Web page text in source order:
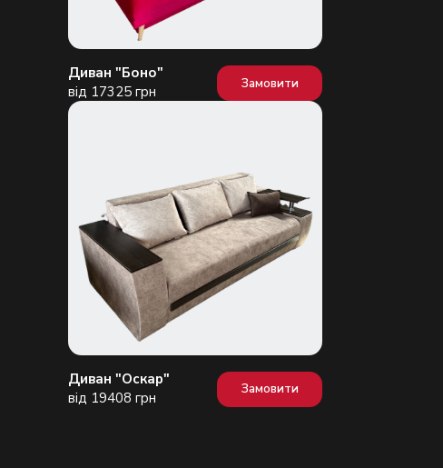
Диван "Боно"
від 17325 грн
Замовити
Диван "Оскар"
від 19408 грн
Замовити